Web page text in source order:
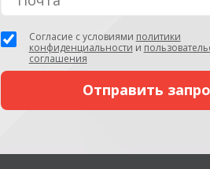
Согласие с условиями политики
конфиденциальности и
соглашения